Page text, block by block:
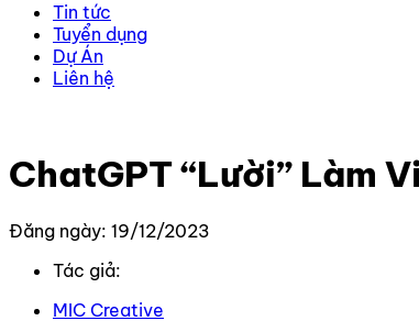
Tin tức
Tuyển dụng
Dự Án
Liên hệ
ChatGPT “Lười” Làm
Đăng ngày: 19/12/2023
Tác giả:
MIC Creative